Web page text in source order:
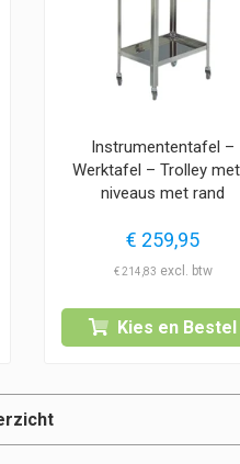
Instrumententafel –
Werktafel – Trolley
niveaus met rand
€ 259,95
€214,83
Kies en Bestel